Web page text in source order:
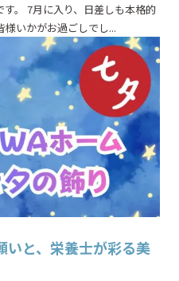
。 7月に入り、日差しも本格的
様いかがお過ごしでし...
いと、栄養士が彩る美